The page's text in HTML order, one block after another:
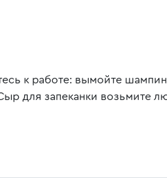
к работе: вымойте
для запеканки возьмите